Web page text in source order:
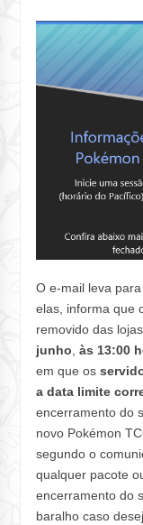
O e-mail leva para
elas, informa que
removido das
junho, às 13:00
em que os
a data limite
encerramento do
novo Pokémon
segundo o
qualquer pacote
encerramento do
baralho caso